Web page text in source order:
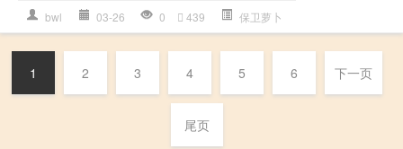
bwl 03-26 0 439 保卫萝卜
1 2 3 4 5 6 下一页
尾页